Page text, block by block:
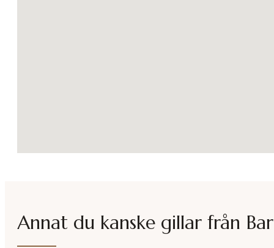
Annat du kanske gillar från